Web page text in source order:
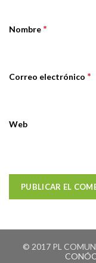
Nombre *
Correo electrónico *
Web
© 2017 PL